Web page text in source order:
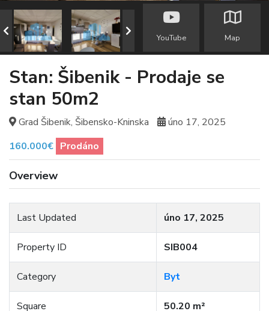
YouTube Map
Stan: Šibenik - Prodaje se
stan 50m2
Grad Šibenik, Šibensko-Kninska
úno 17, 2025
160.000€ Prodáno
Overview
Last Updated úno 17, 2025
Property ID SIB004
Category Byt
Square 50.20 m²